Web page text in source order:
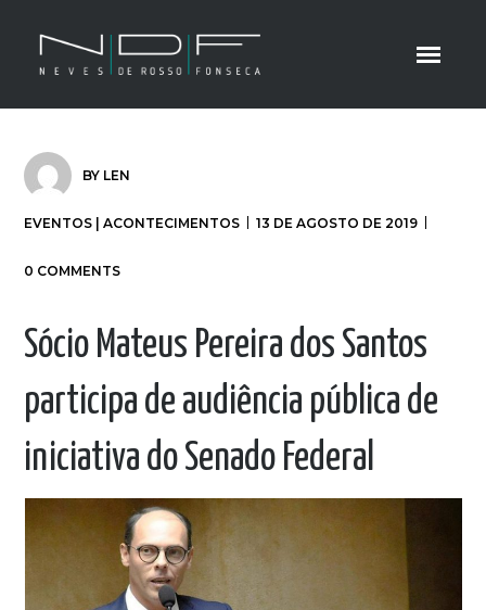
BY LEN
EVENTOS | ACONTECIMENTOS 13 DE AGOSTO DE 2019
0 COMMENTS
Sócio Mateus Pereira dos Santos
participa de audiência pública de
iniciativa do Senado Federal